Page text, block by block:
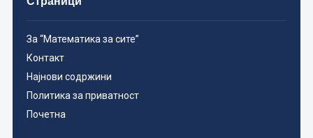
За “Математика за сите”
Контакт
Најнови содржини
Политика за приватност
Почетна